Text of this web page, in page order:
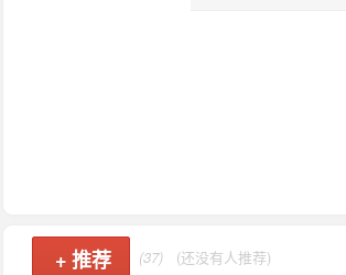
+ 推荐 (37) (还没有人推荐)